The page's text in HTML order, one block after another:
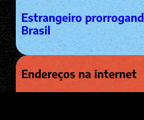
Estrangeiro
Brasil
Endereços na internet